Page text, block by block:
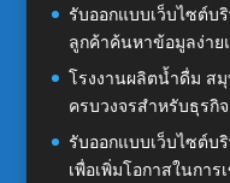
รับออกแบบเว็บไซต์บ
ลูกค้าค้นหาข้อมูลง่าย
โรงงานผลิตน้ำดื่ม ส
ครบวงจรสำหรับธุรกิ
รับออกแบบเว็บไซต์บ
เพื่อเพิ่มโอกาสในการ